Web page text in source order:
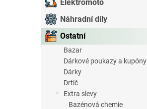
Elektromoto
Náhradní díly
Ostatní
Bazar
Dárkové poukazy a kupóny
Dárky
Drtič
Extra slevy
Bazénová chemie